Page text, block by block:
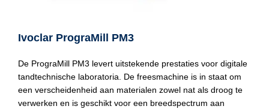
Ivoclar PrograMill PM3
De PrograMill PM3 levert uitstekende prestaties voor digitale
tandtechnische laboratoria. De freesmachine is in staat om
een verscheidenheid aan materialen zowel nat als droog te
verwerken en is geschikt voor een breedspectrum aan